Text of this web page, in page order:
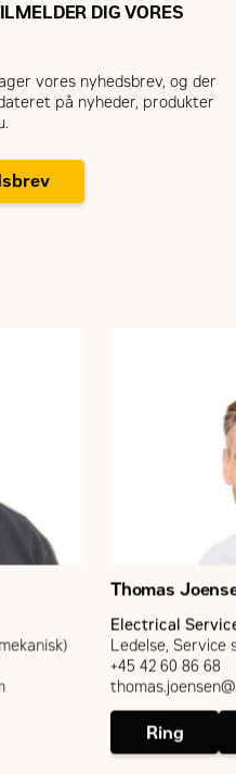
DIG VORES
vores nyhedsbrev, og der
på nyheder, produkter
Thomas
Electrical
Ledelse, Service
+45 42 60 86 68
Ring